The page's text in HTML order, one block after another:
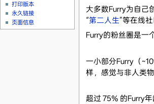
大多数Furry为自己
“第二人生”等在线
Furry的粉丝圈是一
一小部分Furry（
样，感觉与非人类
超过 75% 的Furry
打印版本
永久链接
页面信息